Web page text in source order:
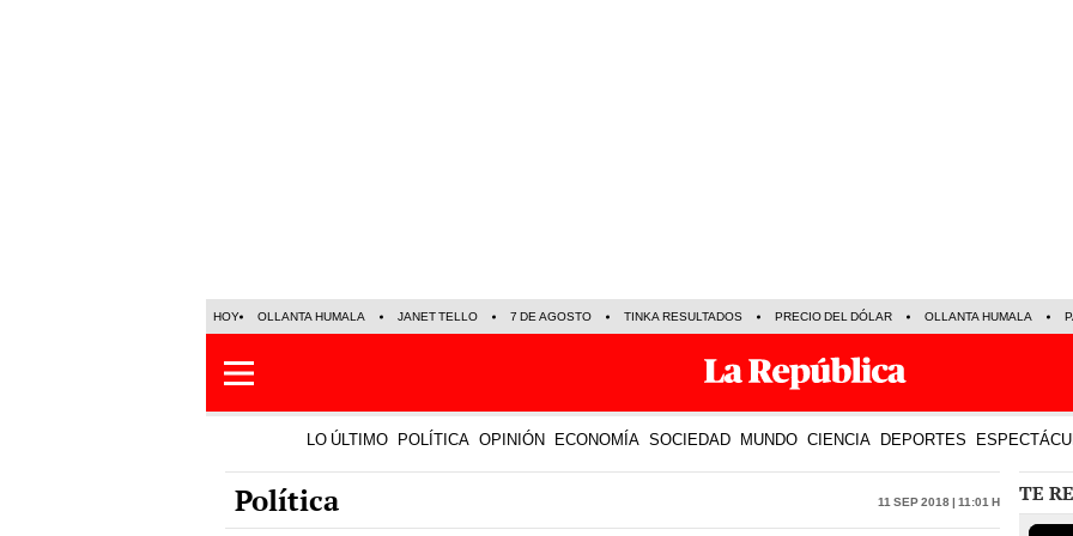
HOY OLLANTA HUMALA JANET TELLO 7 DE AGOSTO TINKA RESULTADOS PRECIO DEL DÓLAR OLLANTA HUMALA
LO ÚLTIMO POLÍTICA OPINIÓN ECONOMÍA SOCIEDAD MUNDO CIENCIA DEPORTES
Política 11 Sep 2018 | 11:01 h TE